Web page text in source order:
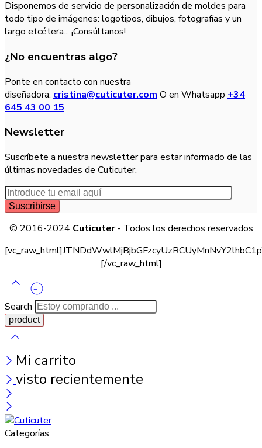
Disponemos de servicio de personalización de moldes para
todo tipo de imágenes: logotipos, dibujos, fotografías y un
largo etcétera... ¡Consúltanos!
¿No encuentras algo?
Ponte en contacto con nuestra
diseñadora: cristina@cuticuter.com O en Whatsapp +34
645 43 00 15
Newsletter
Suscríbete a nuestra newsletter para estar informado de las
últimas novedades de Cuticuter.
© 2016-2024 Cuticuter- Todos los derechos reservados
[/vc_raw_html]
Search
Mi carrito
visto recientemente
Categorías